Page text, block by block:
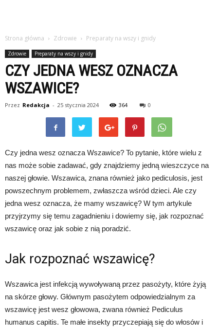
Strona główna Zdrowie Preparaty na wszy i gnidy
Zdrowie Preparaty na wszy i gnidy
CZY JEDNA WESZ OZNACZA
WSZAWICE?
Przez Redakcja - 25 stycznia 2024 364 0
Czy jedna wesz oznacza Wszawice? To pytanie, które wielu z
nas może sobie zadawać, gdy znajdziemy jedną wieszczyce na
naszej głowie. Wszawica, znana również jako pediculosis, jest
powszechnym problemem, zwłaszcza wśród dzieci. Ale czy
jedna wesz oznacza, że mamy wszawicę? W tym artykule
przyjrzymy się temu zagadnieniu i dowiemy się, jak rozpoznać
wszawicę oraz jak sobie z nią poradzić.
Jak rozpoznać wszawicę?
Wszawica jest infekcją wywoływaną przez pasożyty, które żyją
na skórze głowy. Głównym pasożytem odpowiedzialnym za
wszawicę jest wesz głowowa, zwana również Pediculus
humanus capitis. Te małe insekty przyczepiają się do włosów i